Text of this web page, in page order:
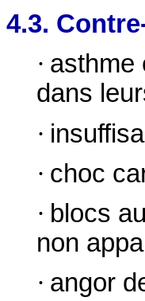
4.3.
· asthme
dans
·
· choc
· blocs
non
· angor